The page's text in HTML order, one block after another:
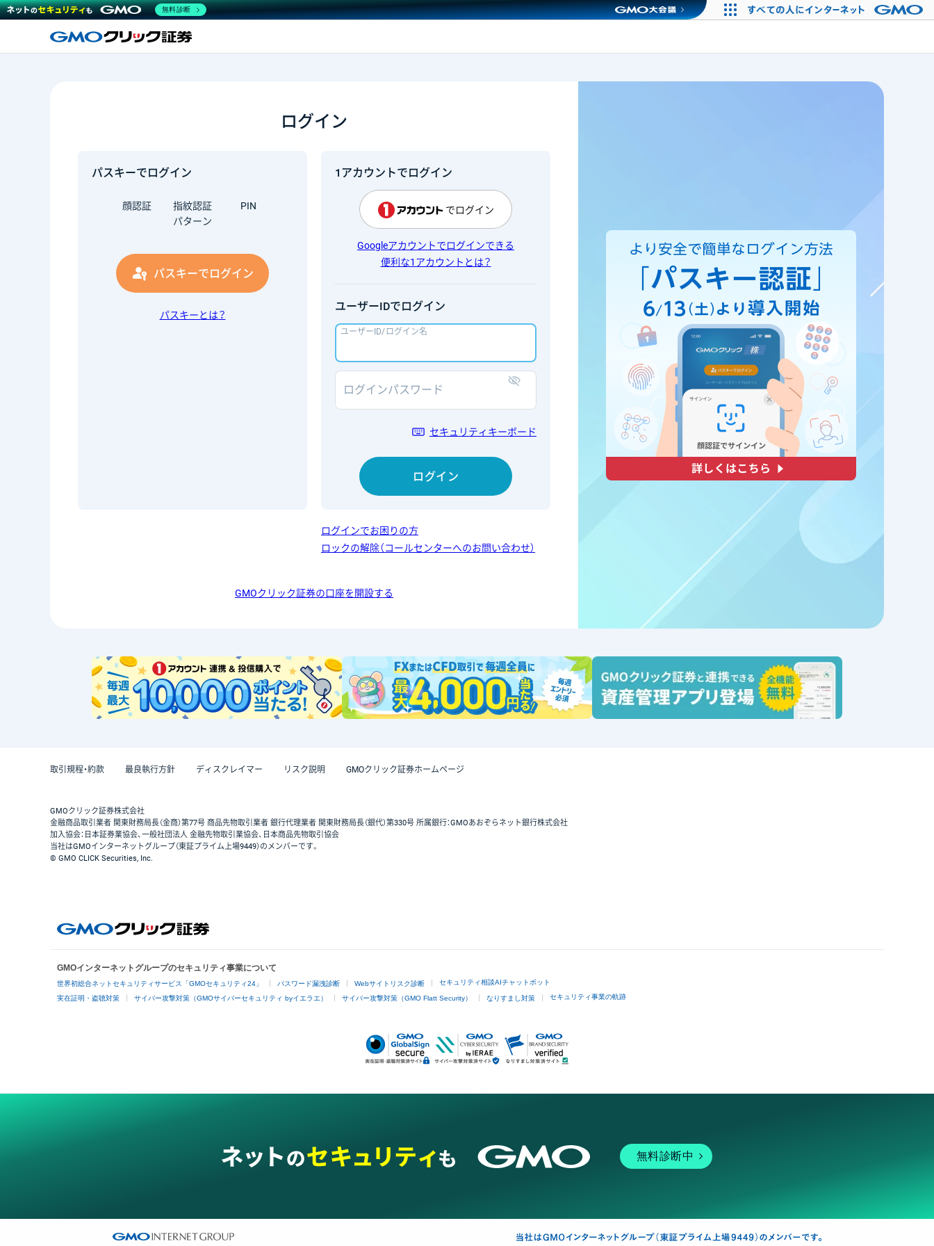
ログイン
パスキーでログイン
顔認証 指紋認証
PIN
パターン
パスキーでログイン
パスキーとは？
1アカウントでログイン
でログイン
Googleアカウントでログインできる
便利な1アカウントとは？
ユーザーIDでログイン
ユーザーID/ログイン名
ログインパスワード
セキュリティキーボード
ログイン
ログインでお困りの方
ロックの解除（コールセンターへのお問い合わせ）
GMOクリック証券の口座を開設する
取引規程・約款 最良執行方針 ディスクレイマー リスク説明 GMOクリック証券ホームページ
GMOクリック証券株式会社
金融商品取引業者 関東財務局長（金商）第77号 商品先物取引業者 銀行代理業者 関東財務局長（銀代）第330号 所属銀行：GMOあおぞらネット銀行株式会社
加入協会：日本証券業協会、一般社団法人 金融先物取引業協会、日本商品先物取引協会
当社はGMOインターネットグループ（東証プライム上場9449）のメンバーです。
© GMO CLICK Securities, Inc.
GMOインターネットグループのセキュリティ事業について
世界初総合ネットセキュリティサービス「GMOセキュリティ24」 パスワード漏洩診断 Webサイトリスク診断 セキュリティ相談AIチャットボット
実在証明・盗聴対策 サイバー攻撃対策（GMOサイバーセキュリティ byイエラエ） サイバー攻撃対策（GMO Flatt Security） なりすまし対策 セキュリティ事業の軌跡
無料診断中
無料診断